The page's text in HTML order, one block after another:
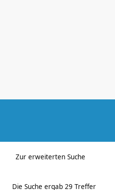
Zur erweiterten Suche
Die Suche ergab 29 Treffer